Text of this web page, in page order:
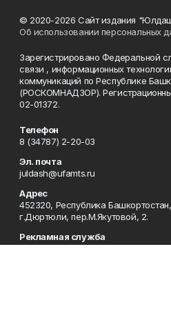
© 2020-2026 Сайт издания
Об использовании персональных
Зарегистрировано Федеральной
связи , информационных
коммуникаций по Республике
(РОСКОМНАДЗОР).
02-01372.
Телефон
8 (34787) 2-20-03
Эл. почта
juldash@ufamts.ru
Адрес
452320, Республика
г.Дюртюли, пер.М.Якутовой, 2.
Рекламная служба
8 (34787) 2-22-60